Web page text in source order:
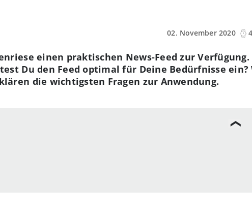
02. November 2020
einen praktischen News-Feed zur Verfügung.
Du den Feed optimal für Deine Bedürfnisse ein?
die wichtigsten Fragen zur Anwendung.